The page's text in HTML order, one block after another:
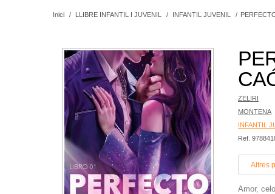
Inici / LLIBRE INFANTIL I JUVENIL / INFANTIL JUVENIL /
ZELIRI
MONTENA
INFANTIL
Ref.
Altres
Amor,